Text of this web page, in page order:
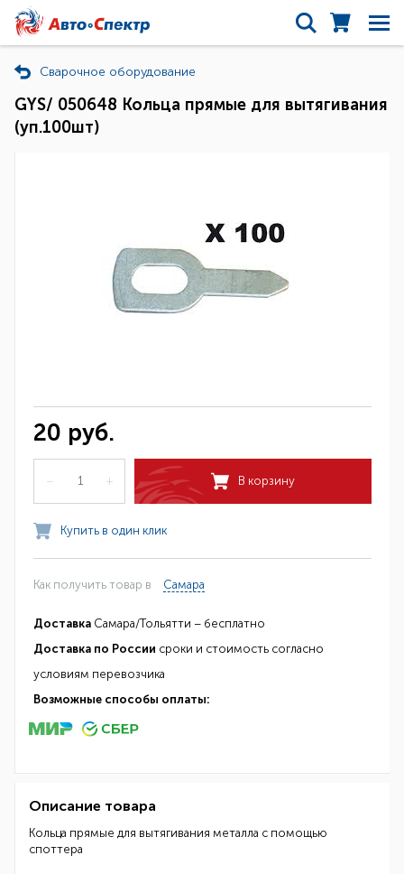
Сварочное оборудование
GYS/ 050648 Кольца прямые для вытягивания
(уп.100шт)
20 руб.
– + В корзину
Купить в один клик
Как получить товар в Самара
Доставка Самара/Тольятти – бесплатно
Доставка по России сроки и стоимость согласно
условиям перевозчика
Возможные способы оплаты:
Описание товара
Кольца прямые для вытягивания металла с помощью
споттера